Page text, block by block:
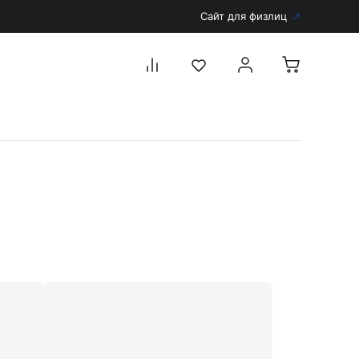
Сайт для физлиц